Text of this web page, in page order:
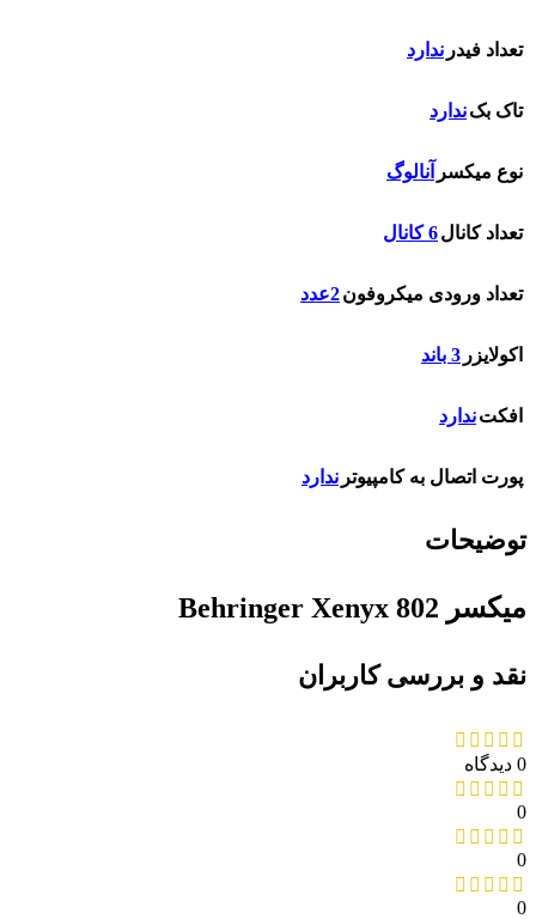
تعداد فیدر ندارد
تاک بکندارد
نوع میکسر آنالوگ
تعداد کانال6 کانال
تعداد ورودی میکروفون2عدد
اکولایزر 3 باند
افکتندارد
پورت اتصال به کامپیوتر ندارد
توضیحات
میکسر Behringer Xenyx 802
نقد و بررسی کاربران
0 دیدگاه
0
0
0